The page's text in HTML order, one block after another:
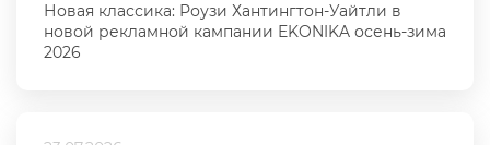
Новая классика: Роузи Хантингтон-Уайтли в
новой рекламной кампании EKONIKA осень-зима
2026